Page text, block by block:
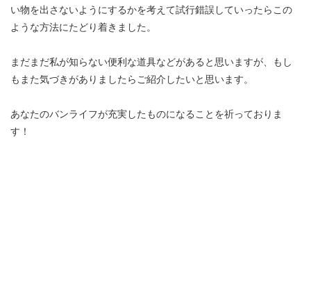
い物を出さないようにするかを考えて試行錯誤していったらこの
ような方法にたどり着きました。
まだまだ私が知らない便利な道具などがあると思いますが、もし
もまた気づきがありましたらご紹介したいと思います。
あなたのバンライフが充実したものになることを祈っておりま
す！